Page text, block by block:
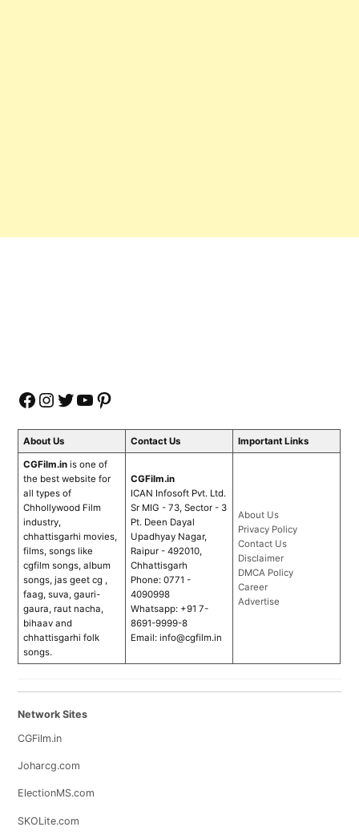
Facebook
Instagram
Twitter
YouTube
Pinterest
About Us Contact Us Important Links
CGFilm.in is one of
the best website for
all types of
Chhollywood Film
industry,
chhattisgarhi movies,
films, songs like
cgfilm songs, album
songs, jas geet cg ,
faag, suva, gauri-
gaura, raut nacha,
bihaav and
chhattisgarhi folk
songs.
CGFilm.in
ICAN Infosoft Pvt. Ltd.
Sr MIG - 73, Sector - 3
Pt. Deen Dayal
Upadhyay Nagar,
Raipur - 492010,
Chhattisgarh
Phone: 0771 -
4090998
Whatsapp: +91 7-
8691-9999-8
Email: info@cgfilm.in
About Us
Privacy Policy
Contact Us
Disclaimer
DMCA Policy
Career
Advertise
Network Sites
CGFilm.in
Joharcg.com
ElectionMS.com
SKOLite.com